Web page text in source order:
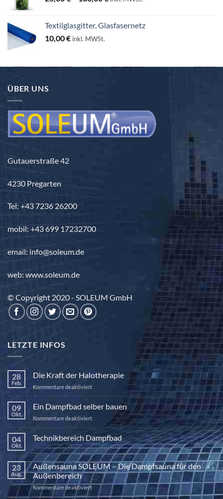
130,00 €
Textilglasgitter, Glasfasernetz
10,00€ inkl. MWSt.
ÜBER UNS
Gutauerstraße 42
4230 Pregarten
Tel: +43 7236 26200
mobil: +43 699 17232700
email: info@soleum.de
web: www.soleum.de
© Copyright 2020 - SOLEUM GmbH
LETZTE INFOS
28
Feb.
Die Kraft der Halotherapie
Kommentare deaktiviertfür
Kraft
Halotherapie
09
Okt.
Ein Dampfbad selber bauen
Kommentare deaktiviertfür
Dampfbad
selber
bauen
04
Okt.
Technikbereich Dampfbad
Keine
Kommentare
zu
Technikbereich
Dampfbad
23
Aug.
Außensauna SOLEUM – Die Dampfsauna für den
Außenbereich
Kommentare deaktiviertfür
Außensauna